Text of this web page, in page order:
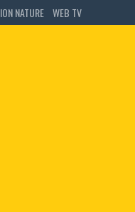
NATURE WEB TV